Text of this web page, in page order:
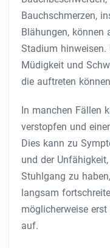
Bauchschmerzen,
Blähungen,
Stadium hinweisen.
Müdigkeit und
die auftreten
In manchen Fällen
verstopfen und
Dies kann zu
und der
Stuhlgang zu
langsam
möglicherweise
auf.